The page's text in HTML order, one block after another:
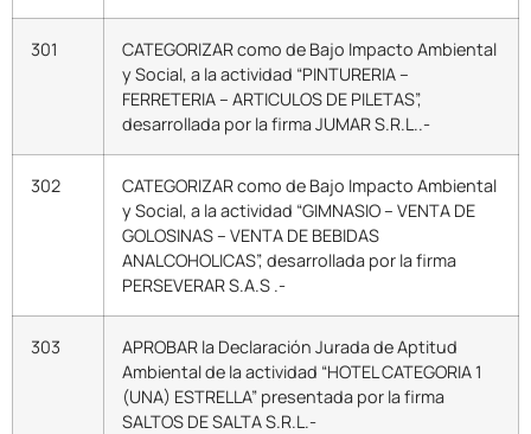
301
CATEGORIZAR como de Bajo Impacto Ambiental
y Social, a la actividad “PINTURERIA –
FERRETERIA – ARTICULOS DE PILETAS”,
desarrollada por la firma JUMAR S.R.L..-
302
CATEGORIZAR como de Bajo Impacto Ambiental
y Social, a la actividad “GIMNASIO – VENTA DE
GOLOSINAS – VENTA DE BEBIDAS
ANALCOHOLICAS”, desarrollada por la firma
PERSEVERAR S.A.S .-
303
APROBAR la Declaración Jurada de Aptitud
Ambiental de la actividad “HOTEL CATEGORIA 1
(UNA) ESTRELLA” presentada por la firma
SALTOS DE SALTA S.R.L.-